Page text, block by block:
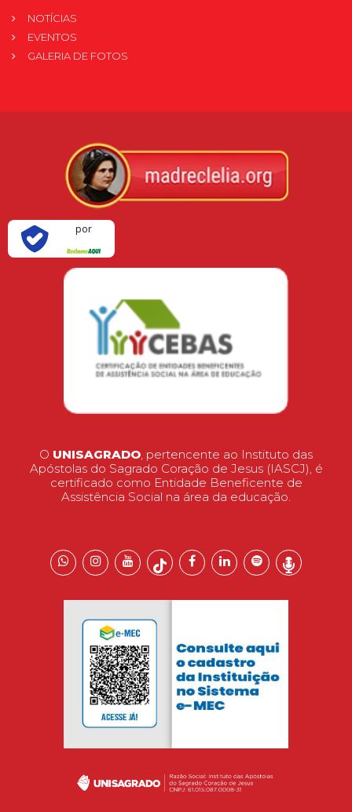
NOTÍCIAS
EVENTOS
GALERIA DE FOTOS
por
O UNISAGRADO, pertencente ao Instituto das
Apóstolas do Sagrado Coração de Jesus (IASCJ), é
certificado como Entidade Beneficente de
Assistência Social na área da educação.